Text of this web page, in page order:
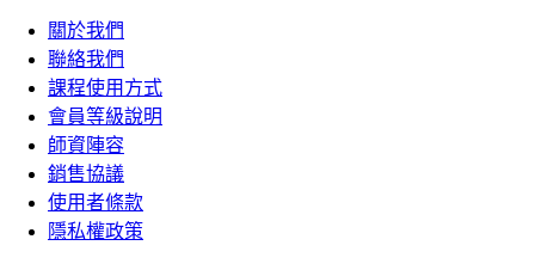
關於我們
聯絡我們
課程使用方式
會員等級說明
師資陣容
銷售協議
使用者條款
隱私權政策